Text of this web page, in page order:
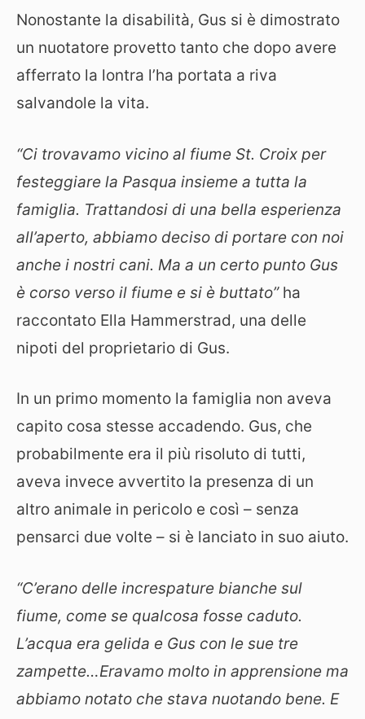
Nonostante la disabilità, Gus si è dimostrato
un nuotatore provetto tanto che dopo avere
afferrato la lontra l’ha portata a riva
salvandole la vita.
“Ci trovavamo vicino al fiume St. Croix per
festeggiare la Pasqua insieme a tutta la
famiglia. Trattandosi di una bella esperienza
all’aperto, abbiamo deciso di portare con noi
anche i nostri cani. Ma a un certo punto Gus
è corso verso il fiume e si è buttato”ha
raccontato Ella Hammerstrad, una delle
nipoti del proprietario di Gus.
In un primo momento la famiglia non aveva
capito cosa stesse accadendo. Gus, che
probabilmente era il più risoluto di tutti,
aveva invece avvertito la presenza di un
altro animale in pericolo e così – senza
pensarci due volte – si è lanciato in suo aiuto.
“C’erano delle increspature bianche sul
fiume, come se qualcosa fosse caduto.
L’acqua era gelida e Gus con le sue tre
zampette…Eravamo molto in apprensione ma
abbiamo notato che stava nuotando bene. E